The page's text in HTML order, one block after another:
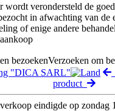
wordt verondersteld de
in afwachting van de
of enige andere
bezoekenVerzoeken om
"DICA SARL"
product
eindigde op zondag